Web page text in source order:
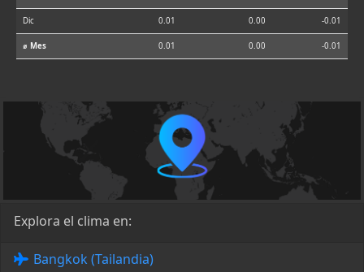
Dic 0.01 0.00 -0.01
⌀ Mes 0.01 0.00 -0.01
Explora el clima en:
Bangkok (Tailandia)